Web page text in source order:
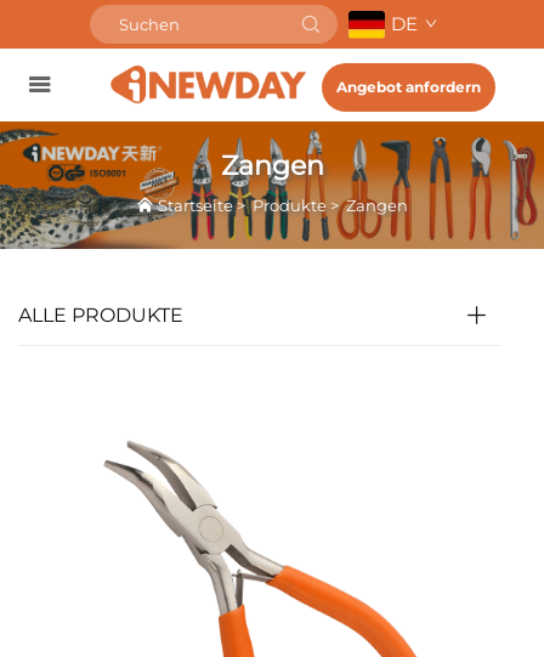
DE
Angebot anfordern
Zangen
Startseite>Produkte >Zangen
ALLE PRODUKTE